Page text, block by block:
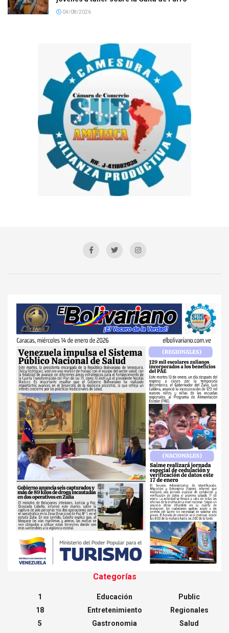
04/08/2026
Categorías
1
18
5
Educación
Entretenimiento
Gastronomia
Public
Regionales
Salud